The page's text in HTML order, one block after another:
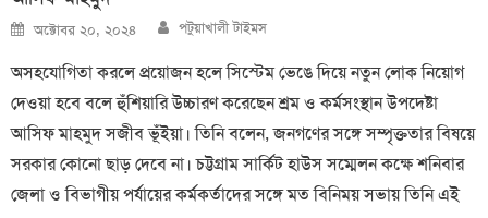
Posted
on
অক্টোবর ২০, ২০২৪ Author
পটুয়াখালী টাইমস
অসহযোগিতা করলে প্রয়োজন হলে সিস্টেম ভেঙে দিয়ে নতুন লোক নিয়োগ
দেওয়া হবে বলে হুঁশিয়ারি উচ্চারণ করেছেন শ্রম ও কর্মসংস্থান উপদেষ্টা
আসিফ মাহমুদ সজীব ভূঁইয়া। তিনি বলেন, জনগণের সঙ্গে সম্পৃক্ততার বিষয়ে
সরকার কোনো ছাড় দেবে না। চট্টগ্রাম সার্কিট হাউস সম্মেলন কক্ষে শনিবার
জেলা ও বিভাগীয় পর্যায়ের কর্মকর্তাদের সঙ্গে মত বিনিময় সভায় তিনি এই